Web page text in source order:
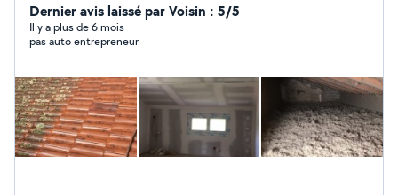
Dernier avis laissé par Voisin : 5/5
Il y a plus de 6 mois
pas auto entrepreneur